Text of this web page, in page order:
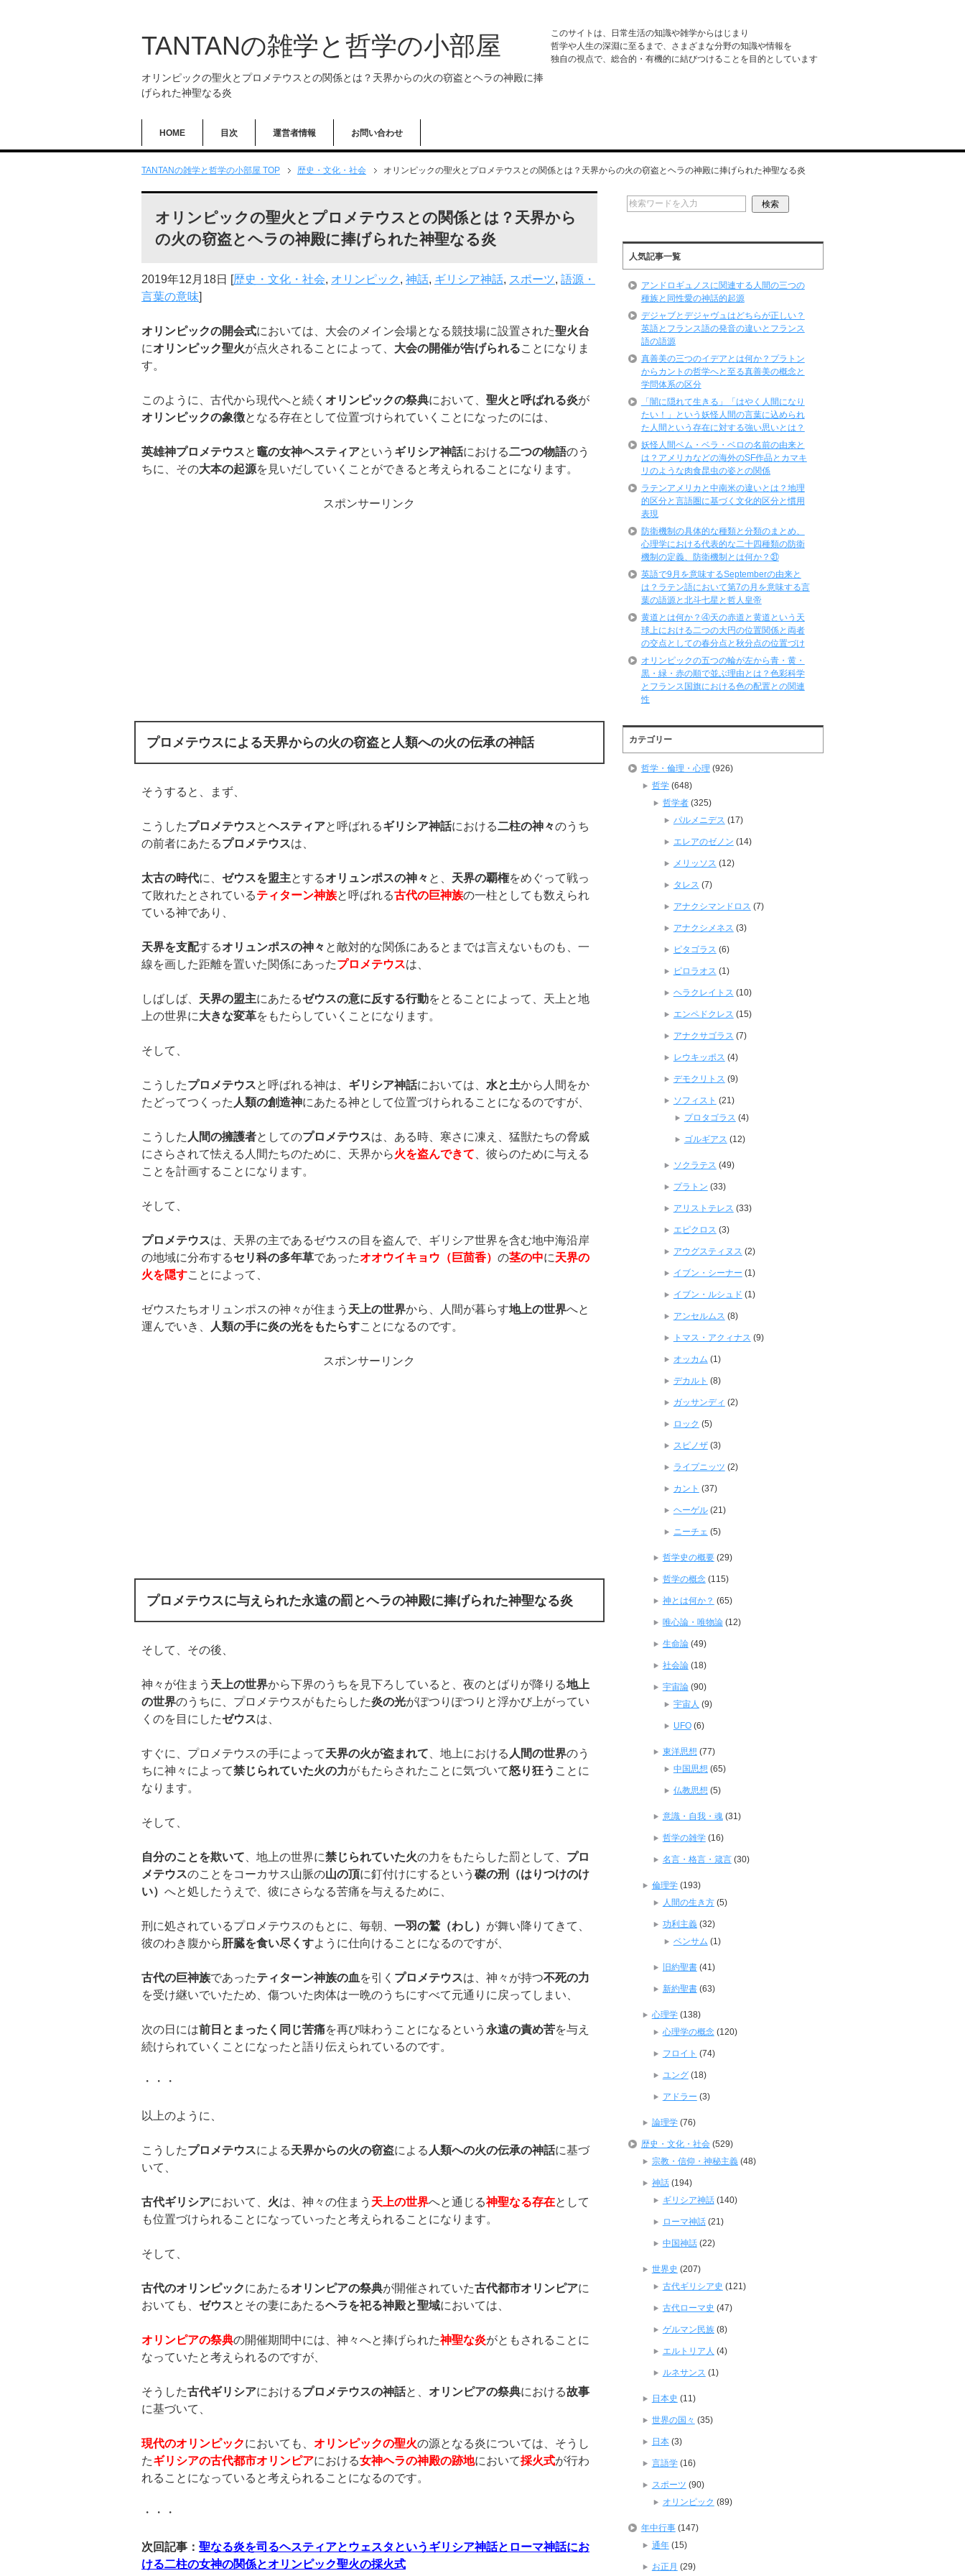
TANTANの雑学と哲学の小部屋
オリンピックの聖火とプロメテウスとの関係とは？天界からの火の窃盗とヘラの神殿に捧
げられた神聖なる炎
このサイトは、日常生活の知識や雑学からはじまり
哲学や人生の深淵に至るまで、さまざまな分野の知識や情報を
独自の視点で、総合的・有機的に結びつけることを目的としています
HOME 目次 運営者情報 お問い合わせ
TANTANの雑学と哲学の小部屋 TOP 歴史・文化・社会 オリンピックの聖火とプロメテウスとの関係とは？天界からの火の窃盗とヘラの神殿に捧げられた神聖なる炎
オリンピックの聖火とプロメテウスとの関係とは？天界から
の火の窃盗とヘラの神殿に捧げられた神聖なる炎
2019年12月18日 [歴史・文化・社会, オリンピック , 神話, ギリシア神話, スポーツ, 語源・
言葉の意味]
オリンピックの開会式においては、大会のメイン会場となる競技場に設置された聖火台
にオリンピック聖火が点火されることによって、 大会の開催が告げられることになりま
す。
このように、古代から現代へと続く オリンピックの祭典において、 聖火と呼ばれる炎が
オリンピックの象徴となる存在として位置づけられていくことになったのには、
英雄神プロメテウスと 竈の女神ヘスティアという ギリシア神話における二つの物語のう
ちに、その大本の起源を見いだしていくことができると考えられることになります。
スポンサーリンク
プロメテウスによる天界からの火の窃盗と人類への火の伝承の神話
そうすると、まず、
こうしたプロメテウスとヘスティアと呼ばれるギリシア神話における二柱の神々のうち
の前者にあたるプロメテウスは、
太古の時代に、 ゼウスを盟主とするオリュンポスの神々 と、 天界の覇権をめぐって戦っ
て敗れたとされているティターン神族と呼ばれる古代の巨神族の一柱としても数えられ
ている神であり、
天界を支配するオリュンポスの神々 と敵対的な関係にあるとまでは言えないものも、一
線を画した距離を置いた関係にあったプロメテウスは、
しばしば、 天界の盟主にあたるゼウスの意に反する行動をとることによって、天上と地
上の世界に大きな変革をもたらしていくことになります。
そして、
こうしたプロメテウスと呼ばれる神は、 ギリシア神話においては、 水と土から人間をか
たどってつくった 人類の創造神にあたる神として位置づけられることになるのですが、
こうした 人間の擁護者としてのプロメテウスは、ある時、寒さに凍え、猛獣たちの脅威
にさらされて怯える人間たちのために、天界から火を盗んできて 、彼らのために与える
ことを計画することになります。
そして、
プロメテウスは、天界の主であるゼウスの目を盗んで、ギリシア世界を含む地中海沿岸
の地域に分布するセリ科の多年草であったオオウイキョウ（巨茴香） の茎の中に天界の
火を隠すことによって、
ゼウスたちオリュンポスの神々が住まう 天上の世界から、人間が暮らす地上の世界へと
運んでいき、
人類の手に炎の光をもたらすことになるのです。
スポンサーリンク
プロメテウスに与えられた永遠の罰とヘラの神殿に捧げられた神聖なる炎
そして、その後、
神々が住まう 天上の世界から下界のうちを見下ろしていると、夜のとばりが降りる地上
の世界のうちに、プロメテウスがもたらした炎の光がぽつりぽつりと浮かび上がってい
くのを目にしたゼウスは、
すぐに、プロメテウスの手によって天界の火が盗まれて 、地上における 人間の世界のう
ちに神々によって禁じられていた火の力がもたらされたことに気づいて怒り狂う ことに
なります。
そして、
自分のことを欺いて 、地上の世界に禁じられていた火の力をもたらした罰として、 プロ
メテウスのことをコーカサス山脈の山の頂に釘付けにするという 磔の刑（はりつけのけ
い） へと処したうえで、彼にさらなる苦痛を与えるために、
刑に処されているプロメテウスのもとに、毎朝、 一羽の鷲（わし） が舞い降りてきて、
彼のわき腹から肝臓を食い尽くすように仕向けることになるのですが、
古代の巨神族であったティターン神族の血 を引く プロメテウスは、神々が持つ不死の力
を受け継いでいたため、傷ついた肉体は一晩のうちにすべて元通りに戻ってしまい、
次の日には前日とまったく同じ苦痛を再び味わうことになるという 永遠の責め苦を与え
続けられていくことになったと語り伝えられているのです。
・・・
以上のように、
こうしたプロメテウスによる天界からの火の窃盗による 人類への火の伝承の神話に基づ
いて、
古代ギリシアにおいて、 火は、神々の住まう 天上の世界へと通じる神聖なる存在として
も位置づけられることになっていったと考えられることになります。
そして、
古代のオリンピックにあたるオリンピアの祭典が開催されていた古代都市オリンピアに
おいても、 ゼウスとその妻にあたるヘラを祀る神殿と聖域においては、
オリンピアの祭典の開催期間中には、神々へと捧げられた神聖な炎がともされることに
なっていたと考えられるのですが、
そうした古代ギリシアにおけるプロメテウスの神話と、 オリンピアの祭典における故事
に基づいて、
現代のオリンピックにおいても、 オリンピックの聖火の源となる炎については、そうし
たギリシアの古代都市オリンピアにおける女神ヘラの神殿の跡地において採火式が行わ
れることになっていると考えられることになるのです。
・・・
次回記事： 聖なる炎を司るヘスティアとウェスタというギリシア神話とローマ神話にお
ける二柱の女神の関係とオリンピック聖火の採火式
人気記事一覧
アンドロギュノスに関連する人間の三つの
種族と同性愛の神話的起源
デジャブとデジャヴュはどちらが正しい？
英語とフランス語の発音の違いとフランス
語の語源
真善美の三つのイデアとは何か？プラトン
からカントの哲学へと至る真善美の概念と
学問体系の区分
「闇に隠れて生きる」「はやく人間になり
たい！」という妖怪人間の言葉に込められ
た人間という存在に対する強い思いとは？
妖怪人間ベム・ベラ・ベロの名前の由来と
は？アメリカなどの海外のSF作品とカマキ
リのような肉食昆虫の姿との関係
ラテンアメリカと中南米の違いとは？地理
的区分と言語圏に基づく文化的区分と慣用
表現
防衛機制の具体的な種類と分類のまとめ、
心理学における代表的な二十四種類の防衛
機制の定義、防衛機制とは何か？㉛
英語で9月を意味するSeptemberの由来と
は？ラテン語において第7の月を意味する言
葉の語源と北斗七星と哲人皇帝
黄道とは何か？④天の赤道と黄道という天
球上における二つの大円の位置関係と両者
の交点としての春分点と秋分点の位置づけ
オリンピックの五つの輪が左から青・黄・
黒・緑・赤の順で並ぶ理由とは？色彩科学
とフランス国旗における色の配置との関連
性
カテゴリー
哲学・倫理・心理 (926)
哲学(648)
哲学者(325)
パルメニデス (17)
エレアのゼノン (14)
メリッソス (12)
タレス (7)
アナクシマンドロス (7)
アナクシメネス (3)
ピタゴラス (6)
ピロラオス (1)
ヘラクレイトス (10)
エンペドクレス (15)
アナクサゴラス (7)
レウキッポス (4)
デモクリトス (9)
ソフィスト (21)
プロタゴラス (4)
ゴルギアス (12)
ソクラテス (49)
プラトン (33)
アリストテレス (33)
エピクロス (3)
アウグスティヌス (2)
イブン・シーナー (1)
イブン・ルシュド (1)
アンセルムス (8)
トマス・アクィナス (9)
オッカム (1)
デカルト (8)
ガッサンディ (2)
ロック (5)
スピノザ(3)
ライプニッツ (2)
カント (37)
ヘーゲル(21)
ニーチェ (5)
哲学史の概要(29)
哲学の概念(115)
神とは何か？ (65)
唯心論・唯物論(12)
生命論(49)
社会論(18)
宇宙論(90)
宇宙人 (9)
UFO(6)
東洋思想 (77)
中国思想 (65)
仏教思想 (5)
意識・自我・魂(31)
哲学の雑学(16)
名言・格言・箴言(30)
倫理学(193)
人間の生き方(5)
功利主義(32)
ベンサム (1)
旧約聖書(41)
新約聖書(63)
心理学(138)
心理学の概念(120)
フロイト (74)
ユング(18)
アドラー (3)
論理学(76)
歴史・文化・社会(529)
宗教・信仰・神秘主義(48)
神話(194)
ギリシア神話(140)
ローマ神話(21)
中国神話(22)
世界史 (207)
古代ギリシア史 (121)
古代ローマ史 (47)
ゲルマン民族(8)
エルトリア人 (4)
ルネサンス (1)
日本史 (11)
世界の国々 (35)
日本(3)
言語学(16)
スポーツ (90)
オリンピック (89)
年中行事(147)
通年(15)
お正月 (29)